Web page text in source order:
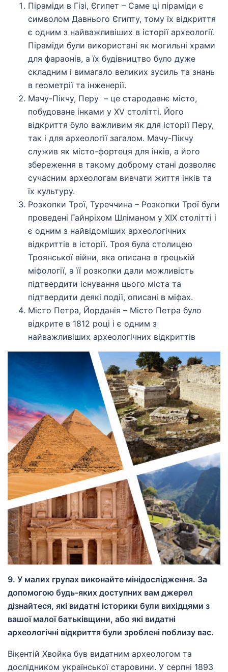
Піраміди в Гізі, Єгипет – Саме ці піраміди є
символом Давнього Єгипту, тому їх відкриття
є одним з найважливіших в історії археології.
Піраміди були використані як могильні храми
для фараонів, а їх будівництво було дуже
складним і вимагало великих зусиль та знань
в геометрії та інженерії.
Мачу-Пікчу, Перу – це стародавнє місто,
побудоване інками у XV столітті. Його
відкриття було важливим як для історії Перу,
так і для археології загалом. Мачу-Пікчу
служив як місто-фортеця для інків, а його
збереження в такому доброму стані дозволяє
сучасним археологам вивчати життя інків та
їх культуру.
Розкопки Трої, Туреччина – Розкопки Трої були
проведені Гайнріхом Шліманом у XIX столітті і
є одним з найвідоміших археологічних
відкриттів в історії. Троя була столицею
Троянської війни, яка описана в грецькій
міфології, а її розкопки дали можливість
підтвердити існування цього міста та
підтвердити деякі події, описані в міфах.
Місто Петра, Йорданія – Місто Петра було
відкрите в 1812 році і є одним з
найважливіших археологічних відкриттів
9. У малих групах виконайте мінідослідження. За
допомогою будь-яких доступних вам джерел
дізнайтеся, які видатні історики були вихідцями з
вашої малої батьківщини, або які видатні
археологічні відкриття були зроблені поблизу вас.
Вікентій Хвойка був видатним археологом та
дослідником української старовини. У серпні 1893